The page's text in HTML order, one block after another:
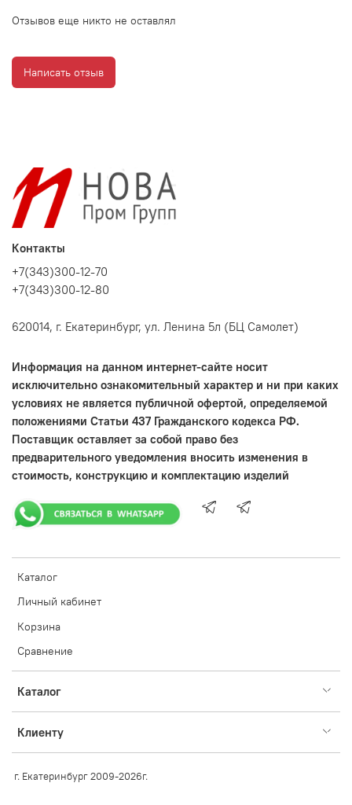
Отзывов еще никто не оставлял
Написать отзыв
Каталог
Личный кабинет
Корзина
Сравнение
Каталог
Клиенту
Контакты
+7(343)300-12-70
+7(343)300-12-80
620014, г. Екатеринбург, ул. Ленина 5л (БЦ Самолет)
Информация на данном интернет-сайте носит
исключительно ознакомительный характер и ни при каких
условиях не является публичной офертой, определяемой
положениями Статьи 437 Гражданского кодекса РФ.
Поставщик оставляет за собой право без
предварительного уведомления вносить изменения в
стоимость, конструкцию и комплектацию изделий
г. Екатеринбург 2009-2026г.